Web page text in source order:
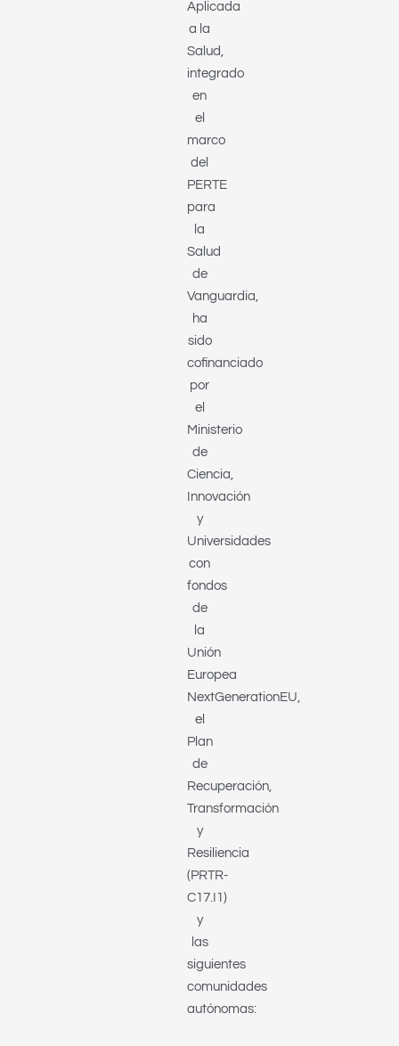
Aplicada
a la
Salud,
integrado
en
el
marco
del
PERTE
para
la
Salud
de
Vanguardia,
ha
sido
cofinanciado
por
el
Ministerio
de
Ciencia,
Innovación
y
Universidades
con
fondos
de
la
Unión
Europea
NextGenerationEU,
el
Plan
de
Recuperación,
Transformación
y
Resiliencia
(PRTR-
C17.I1)
y
las
siguientes
comunidades
autónomas: